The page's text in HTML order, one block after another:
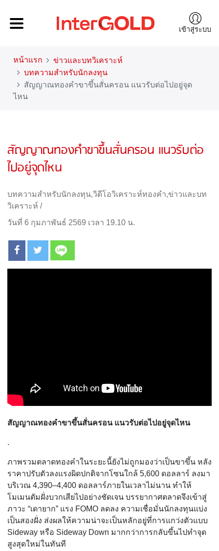
เข้าสู่ระบบ
หน้าแรก
ข่าวและบทวิเคราะห์
บทความสำหรับนักลงทุน
สัญญาณทองคำขาขึ้นสั่นครอน แนวรับต่อไปอยู่จุด
ไหน
สัญญาณทองคำขาขึ้นสั่นครอน แนวรับต่อ
ไปอยู่จุดไหน
บทความสำหรับนักลงทุน,วิดีโอวิเคราะห์ทองคำ,ข่าวและบท
วิเคราะห์ /
วันที่ 6 กุมภาพันธ์ 2569 เวลา 19.10 น.
สัญญาณทองคำขาขึ้นสั่นครอน แนวรับต่อไปอยู่จุดไหน
.
ภาพรวมตลาดทองคำในระยะนี้ยังไม่ถูกมองว่าเป็นขาขึ้น หลัง
ราคาปรับตัวลงแรงผิดปกติจากโซนใกล้ 5,600 ดอลลาร์ ลงมา
บริเวณ 4,390–4,400 ดอลลาร์ภายในเวลาไม่นาน ทำให้
โมเมนตัมฝั่งบวกเสียไปอย่างชัดเจน บรรยากาศตลาดจึงเข้าสู่
ภาวะ “เดายาก” แรง FOMO ลดลง ความเชื่อมั่นนักลงทุนแบ่ง
เป็นสองฝั่ง ส่งผลให้ความน่าจะเป็นหลักอยู่ที่การแกว่งตัวแบบ
Sideway หรือ Sideway Down มากกว่าการกลับขึ้นไปทำจุด
สูงสุดใหม่ในทันที